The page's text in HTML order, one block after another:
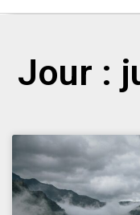
Jour :